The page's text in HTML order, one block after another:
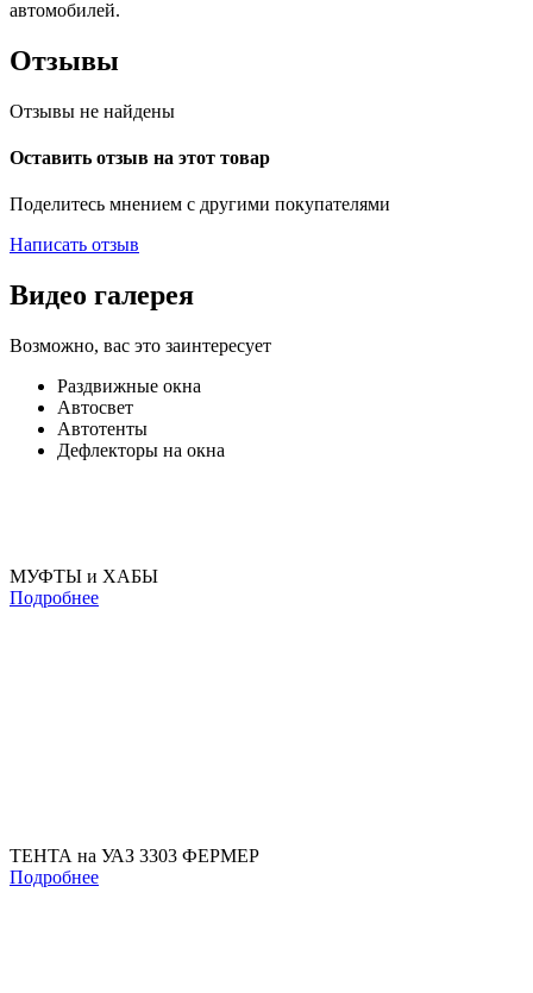
автомобилей.
Отзывы
Отзывы не найдены
Оставить отзыв на этот товар
Поделитесь мнением с другими покупателями
Написать отзыв
Видео галерея
Возможно, вас это заинтересует
Раздвижные окна
Автосвет
Автотенты
Дефлекторы на окна
МУФТЫ и ХАБЫ
Подробнее
ТЕНТА на УАЗ 3303 ФЕРМЕР
Подробнее